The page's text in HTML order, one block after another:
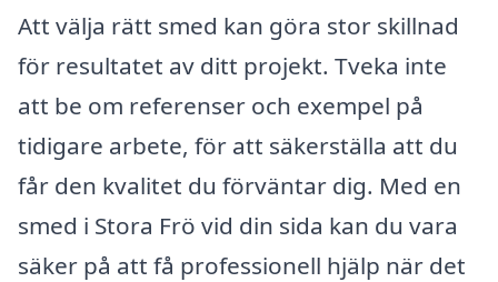
Att välja rätt smed kan göra stor skillnad
för resultatet av ditt projekt. Tveka inte
att be om referenser och exempel på
tidigare arbete, för att säkerställa att du
får den kvalitet du förväntar dig. Med en
smed i Stora Frö vid din sida kan du vara
säker på att få professionell hjälp när det